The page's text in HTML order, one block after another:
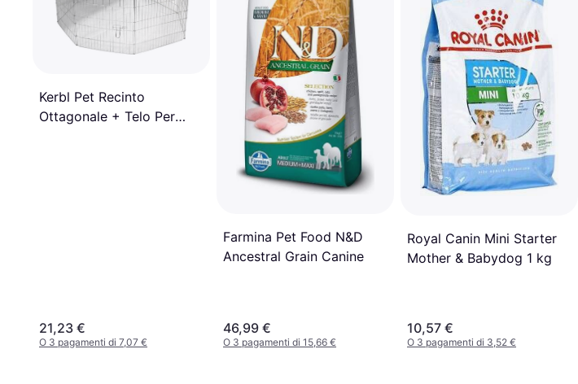
Kerbl Pet Recinto
Ottagonale + Telo Per
21,23 €
O 3 pagamenti di 7,07 €
Farmina Pet Food N&D
Ancestral Grain Canine
46,99 €
O 3 pagamenti di 15,66 €
Royal Canin Mini Starter
Mother & Babydog 1 kg
10,57 €
O 3 pagamenti di 3,52 €